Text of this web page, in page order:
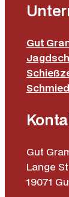
Gut
Gut
Lange
19071